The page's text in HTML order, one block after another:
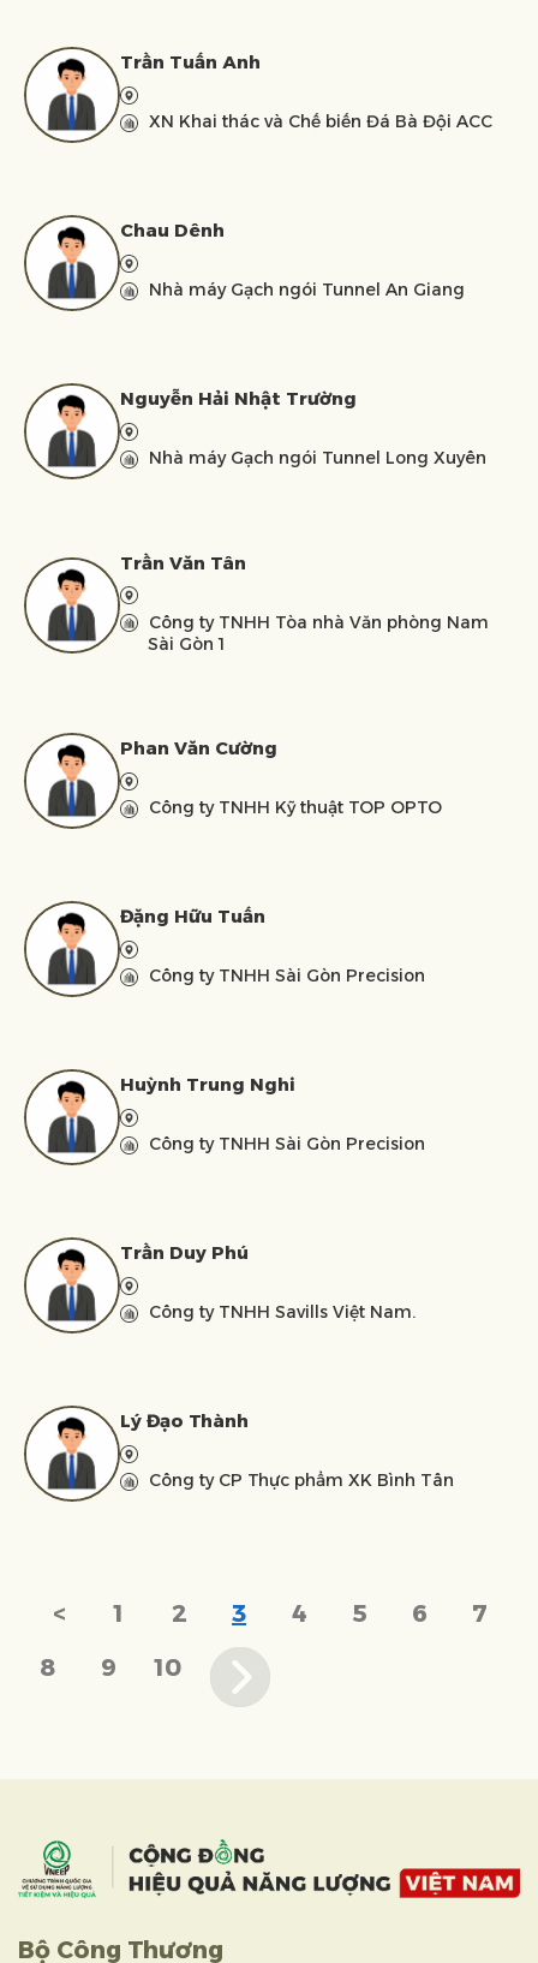
Trần Tuấn Anh
XN Khai thác và Chế biến Đá Bà Đội ACC
Chau Dênh
Nhà máy Gạch ngói Tunnel An Giang
Nguyễn Hải Nhật Trường
Nhà máy Gạch ngói Tunnel Long Xuyên
Trần Văn Tân
Công ty TNHH Tòa nhà Văn phòng Nam
Sài Gòn 1
Phan Văn Cường
Công ty TNHH Kỹ thuật TOP OPTO
Đặng Hữu Tuấn
Công ty TNHH Sài Gòn Precision
Huỳnh Trung Nghi
Công ty TNHH Sài Gòn Precision
Trần Duy Phú
Công ty TNHH Savills Việt Nam.
Lý Đạo Thành
Công ty CP Thực phẩm XK Bình Tân
< 1 2 3 4 5 6
7
8
9 10
Bộ Công Thương